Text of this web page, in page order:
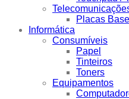
Placas
Informática
Consumíveis
Papel
Tinteiros
Toners
Equipamentos